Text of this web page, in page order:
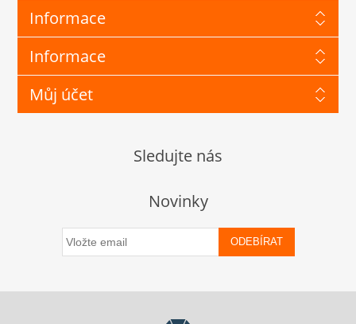
Informace
Informace
Můj účet
Sledujte nás
Novinky
ODEBÍRAT